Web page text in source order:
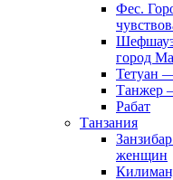
Фес.
город
Тетуан
Танжер
Рабат
Танзания
женщин